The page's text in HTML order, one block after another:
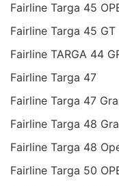
Fairline Targa 45
Fairline Targa 45 GT
Fairline TARGA 44
Fairline Targa 47
Fairline Targa 47
Fairline Targa 48
Fairline Targa 48
Fairline Targa 50